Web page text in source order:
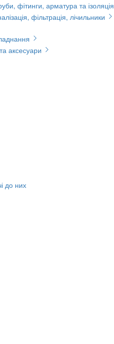
фітинги, арматура та ізоляція
фільтрація, лічильники
аксесуари
до них